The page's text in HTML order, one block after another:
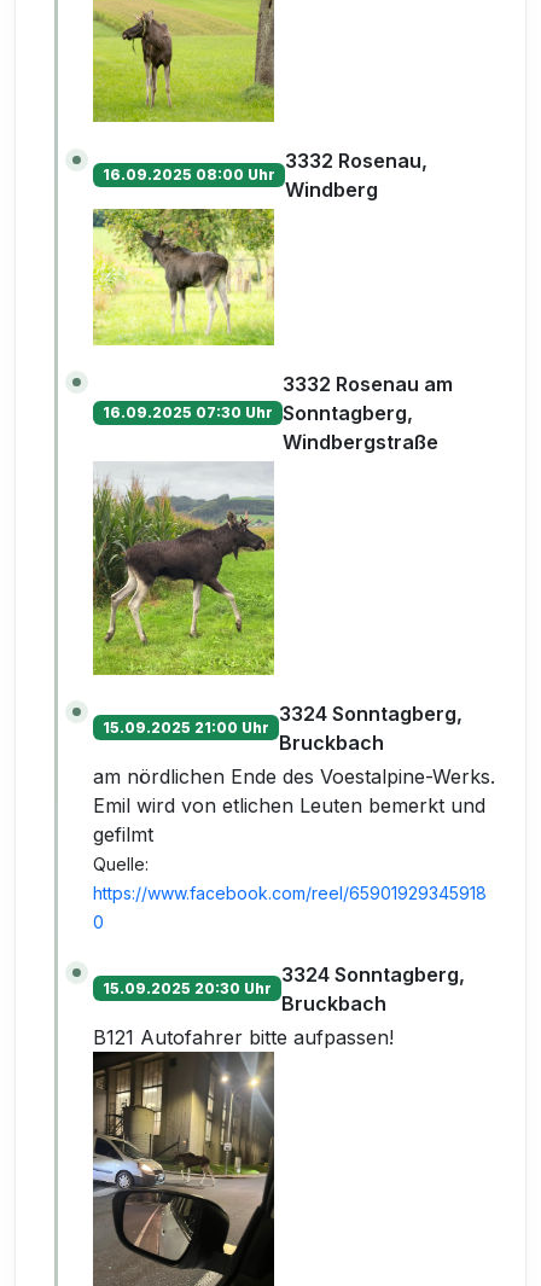
16.09.2025 08:00 Uhr
3332 Rosenau,
Windberg
16.09.2025 07:30 Uhr
3332 Rosenau am
Sonntagberg,
Windbergstraße
15.09.2025 21:00 Uhr
3324 Sonntagberg,
Bruckbach
am nördlichen Ende des Voestalpine-Werks.
Emil wird von etlichen Leuten bemerkt und
gefilmt
Quelle:
https://www.facebook.com/reel/65901929345918
0
15.09.2025 20:30 Uhr
3324 Sonntagberg,
Bruckbach
B121 Autofahrer bitte aufpassen!